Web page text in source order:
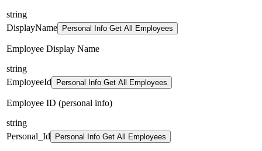
string
DisplayName
Personal Info Get All Employees
Employee Display Name
string
EmployeeId
Personal Info Get All Employees
Employee ID (personal info)
string
Personal_Id
Personal Info Get All Employees